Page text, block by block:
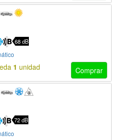
68 dB
Comprar
1 unidad
72 dB